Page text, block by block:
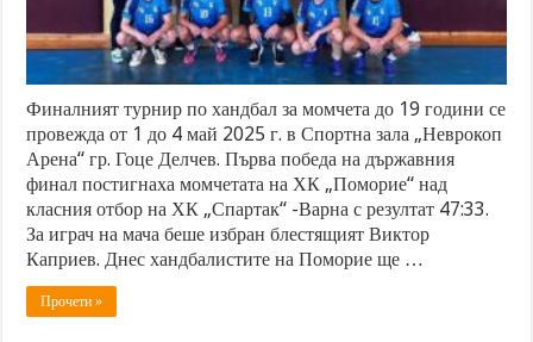
Финалният турнир по хандбал за момчета до 19 години се
провежда от 1 до 4 май 2025 г. в Спортна зала „Неврокоп
Арена“ гр. Гоце Делчев. Първа победа на държавния
финал постигнаха момчетата на ХК „Поморие“ над
класния отбор на ХК „Спартак“ -Варна с резултат 47:33.
За играч на мача беше избран блестящият Виктор
Каприев. Днес хандбалистите на Поморие ще …
Прочети »